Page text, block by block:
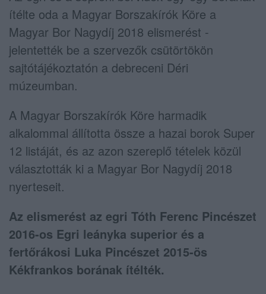
ítélte oda a Magyar Borszakírók Köre a
Magyar Bor Nagydíj 2018 elismerést -
jelentették be a szervezők csütörtökön
sajtótájékoztatón a debreceni Déri
múzeumban.
A Magyar Borszakírók Köre harmadik
alkalommal állította össze a hazai borok Super
12 listáját, és az azon szereplő tételek közül
választották ki a Magyar Bor Nagydíj 2018
nyerteseit.
Az elismerést az egri Tóth Ferenc Pincészet
2016-os Egri leányka superior és a
fertőrákosi Luka Pincészet 2015-ös
Kékfrankos borának ítélték.